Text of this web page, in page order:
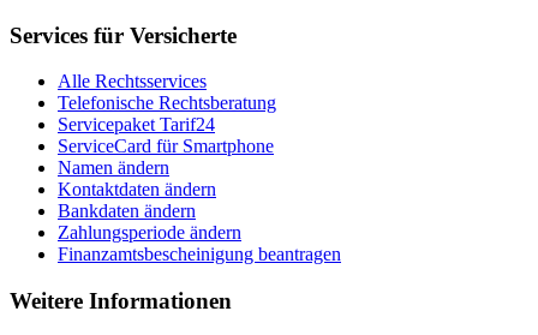
Services für Versicherte
Alle Rechtsservices
Telefonische Rechtsberatung
Servicepaket Tarif24
ServiceCard für Smartphone
Namen ändern
Kontaktdaten ändern
Bankdaten ändern
Zahlungsperiode ändern
Finanzamtsbescheinigung beantragen
Weitere Informationen